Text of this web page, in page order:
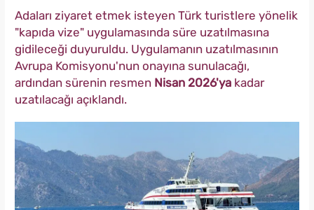
Adaları ziyaret etmek isteyen Türk turistlere yönelik
"kapıda vize" uygulamasında süre uzatılmasına
gidileceği duyuruldu. Uygulamanın uzatılmasının
Avrupa Komisyonu'nun onayına sunulacağı,
ardından sürenin resmen Nisan 2026'ya kadar
uzatılacağı açıklandı.